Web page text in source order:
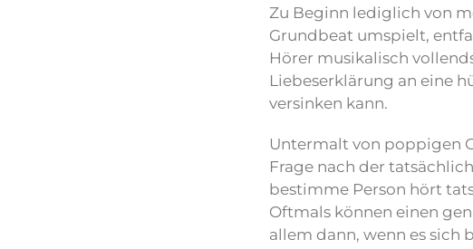
Zu Beginn lediglich von
Grundbeat umspielt,
Hörer musikalisch
Liebeserklärung an eine
versinken kann.
Untermalt von poppigen
Frage nach der
bestimme Person hört
Oftmals können einen
allem dann, wenn es sich